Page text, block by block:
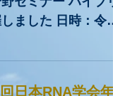
第35回システム
セミナー ハイブリ
ました 日時：令和
18:00 要旨：
ビキチン・プロテ